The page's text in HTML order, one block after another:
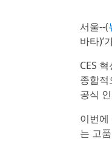
서울--(
바타)’
CES
종합적
공식
이번에
는 고